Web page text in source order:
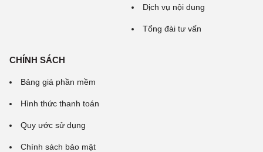
Dịch vụ nội dung
Tổng đài tư vấn
CHÍNH SÁCH
Bảng giá phần mềm
Hình thức thanh toán
Quy ước sử dụng
Chính sách bảo mật